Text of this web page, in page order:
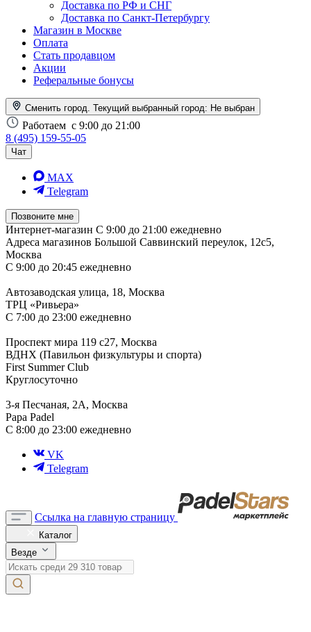
Доставка по РФ и СНГ
Доставка по Санкт-Петербургу
Магазин в Москве
Оплата
Стать продавцом
Акции
Реферальные бонусы
Сменить город. Текущий выбранный город: Не выбран
Работаем с 9:00 до 21:00
8 (495) 159-55-05
Чат
MAX
Telegram
Позвоните мне
Интернет-магазин С 9:00 до 21:00 ежедневно
Адреса магазинов Большой Саввинский переулок, 12с5,
Москва
С 9:00 до 20:45 ежедневно
Автозаводская улица, 18, Москва
ТРЦ «Ривьера»
С 7:00 до 23:00 ежедневно
Проспект мира 119 с27, Москва
ВДНХ (Павильон физкультуры и спорта)
First Summer Club
Круглосуточно
3-я Песчаная, 2А, Москва
Papa Padel
С 8:00 до 23:00 ежедневно
VK
Telegram
Ссылка на главную страницу
Каталог
Везде